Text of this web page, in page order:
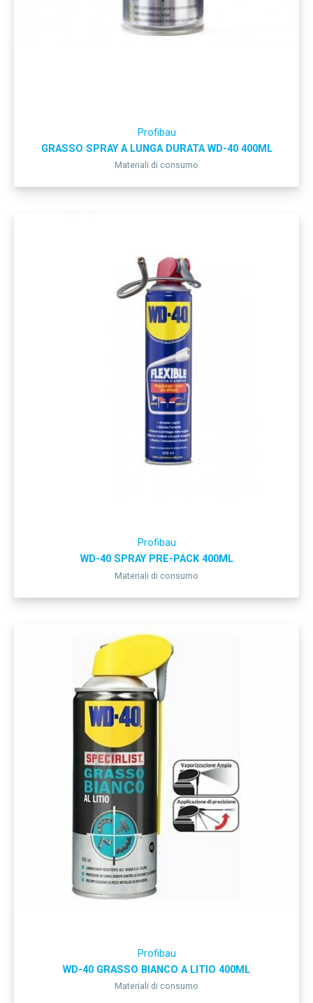
Profibau
GRASSO SPRAY A LUNGA DURATA WD-40 400ML
Materiali di consumo
Profibau
WD-40 SPRAY PRE-PACK 400ML
Materiali di consumo
Profibau
WD-40 GRASSO BIANCO A LITIO 400ML
Materiali di consumo